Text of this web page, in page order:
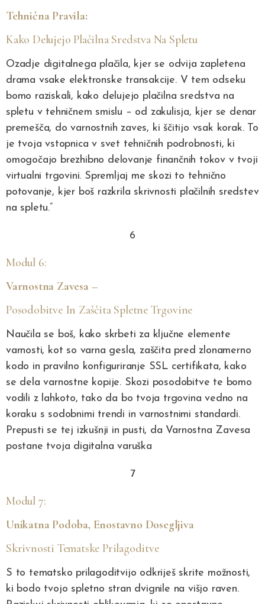
Tehnična Pravila:
Kako Delujejo Plačilna Sredstva Na Spletu
Ozadje digitalnega plačila, kjer se odvija zapletena
drama vsake elektronske transakcije. V tem odseku
bomo raziskali, kako delujejo plačilna sredstva na
spletu v tehničnem smislu – od zakulisja, kjer se denar
premešča, do varnostnih zaves, ki ščitijo vsak korak. To
je tvoja vstopnica v svet tehničnih podrobnosti, ki
omogočajo brezhibno delovanje finančnih tokov v tvoji
virtualni trgovini. Spremljaj me skozi to tehnično
potovanje, kjer boš razkrila skrivnosti plačilnih sredstev
na spletu.”
6
Modul 6:
Varnostna Zavesa –
Posodobitve In Zaščita Spletne Trgovine
Naučila se boš, kako skrbeti za ključne elemente
varnosti, kot so varna gesla, zaščita pred zlonamerno
kodo in pravilno konfiguriranje SSL certifikata, kako
se dela varnostne kopije. Skozi posodobitve te bomo
vodili z lahkoto, tako da bo tvoja trgovina vedno na
koraku s sodobnimi trendi in varnostnimi standardi.
Prepusti se tej izkušnji in pusti, da Varnostna Zavesa
postane tvoja digitalna varuška
7
Modul 7:
Unikatna Podoba, Enostavno Dosegljiva
Skrivnosti Tematske Prilagoditve
S to tematsko prilagoditvijo odkriješ skrite možnosti,
ki bodo tvojo spletno stran dvignile na višjo raven.